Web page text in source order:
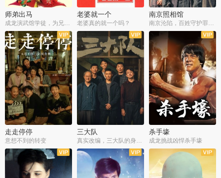
师弟出马
成龙演武馆学徒，为兄搏命战黑道
老婆就一个
老婆真的就一个吗？
南京照相馆
南京沦陷，百姓守护罪证底片
走走停停
意想不到的转变
三大队 杀手壕
成龙挑战凶悍杀手壕